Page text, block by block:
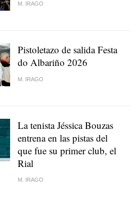
M. IRAGO
Pistoletazo de salida Festa
do Albariño 2026
M. IRAGO
La tenista Jéssica Bouzas
entrena en las pistas del
que fue su primer club, el
Rial
M. IRAGO